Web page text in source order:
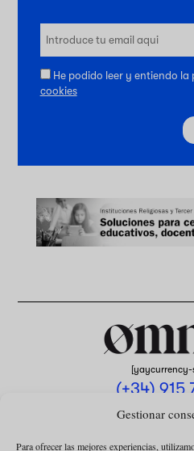
Gestionar
Para ofrecer las mejores experiencias,
He podido leer y entiendo la
cookies
[yaycurrency-
(+34) 915